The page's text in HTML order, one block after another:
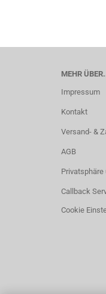
MEHR
Impressum
Kontakt
Versand- &
AGB
Callback
Cookie